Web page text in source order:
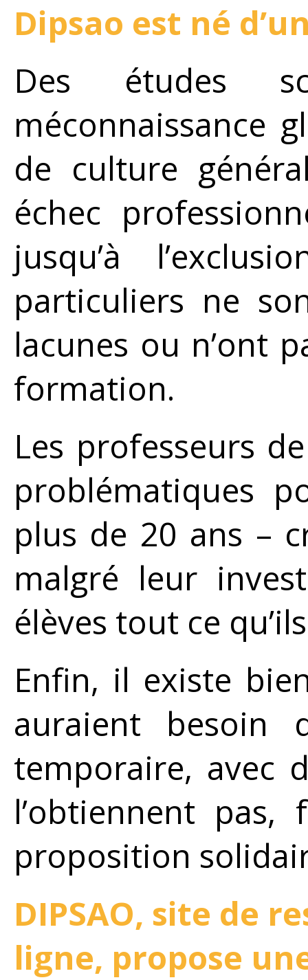
Dipsao est né
Des études
méconnaissance
de culture
échec
jusqu’à
particuliers ne
lacunes ou n’ont
formation.
Les professeurs
problématiques
plus de 20 ans –
malgré leur
élèves tout ce
Enfin, il existe
auraient besoin
temporaire, avec
l’obtiennent
proposition
DIPSAO, site de
ligne, propose